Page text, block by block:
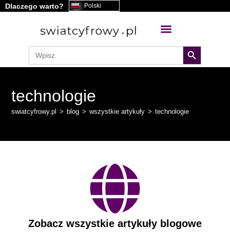
Dlaczego warto? Polski
Search
for:
search button
technologie
swiatcyfrowy.pl > blog > wszystkie artykuły > technologie
Zobacz wszystkie artykuły blogowe